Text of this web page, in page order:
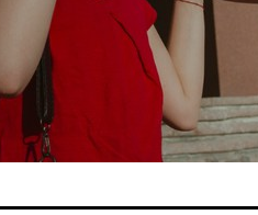
Визы
Страхование